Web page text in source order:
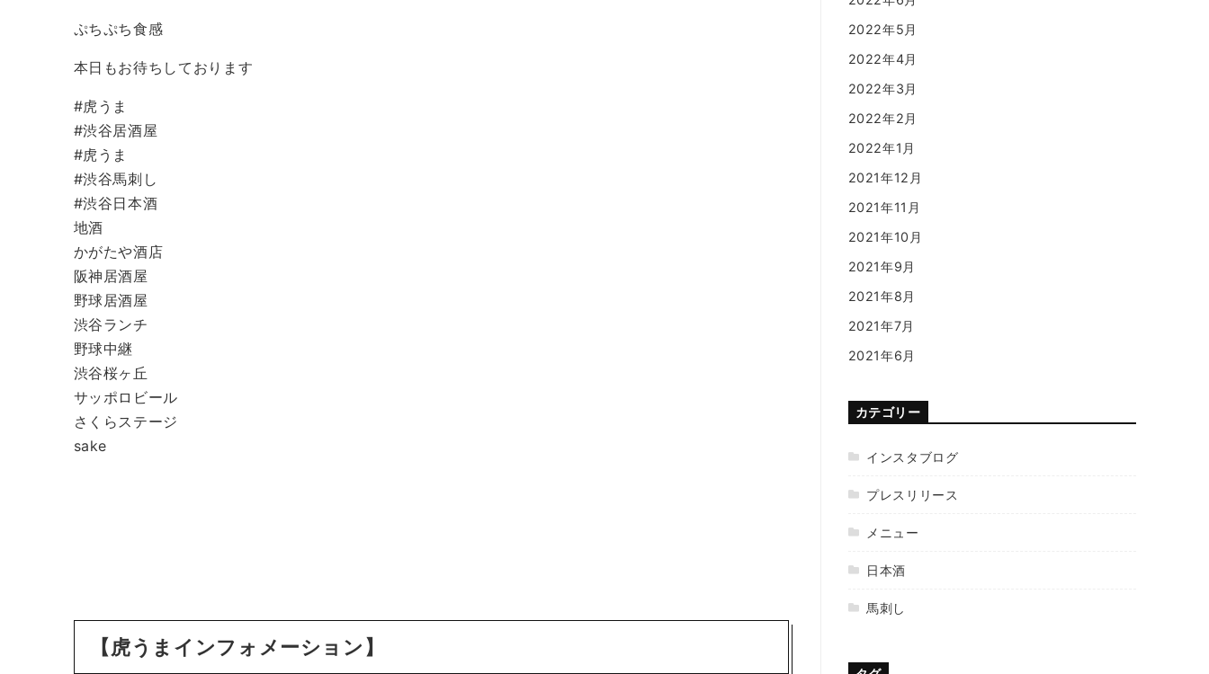
ぷちぷち食感
本日もお待ちしております
#虎うま
#渋谷居酒屋
#虎うま
#渋谷馬刺し
#渋谷日本酒
地酒
かがたや酒店
阪神居酒屋
野球居酒屋
渋谷ランチ
野球中継
渋谷桜ヶ丘
サッポロビール
さくらステージ
sake
【虎うまインフォメーション】
2022年5月
2022年4月
2022年3月
2022年2月
2022年1月
2021年12月
2021年11月
2021年10月
2021年9月
2021年8月
2021年7月
2021年6月
カテゴリー
インスタブログ
プレスリリース
メニュー
日本酒
馬刺し